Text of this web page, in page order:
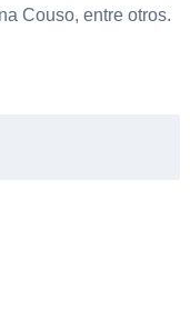
Couso, entre otros.